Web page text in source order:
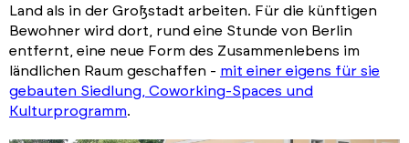
Land als in der Großstadt arbeiten. Für die künftigen
Bewohner wird dort, rund eine Stunde von Berlin
entfernt, eine neue Form des Zusammenlebens im
ländlichen Raum geschaffen - mit einer eigens für sie
gebauten Siedlung, Coworking-Spaces und
Kulturprogramm.